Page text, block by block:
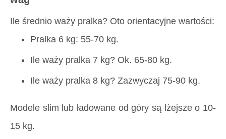
Ile średnio waży pralka? Oto orientacyjne wartości:
Pralka 6 kg: 55-70 kg.
Ile waży pralka 7 kg? Ok. 65-80 kg.
Ile waży pralka 8 kg? Zazwyczaj 75-90 kg.
Modele slim lub ładowane od góry są lżejsze o 10-
15 kg.